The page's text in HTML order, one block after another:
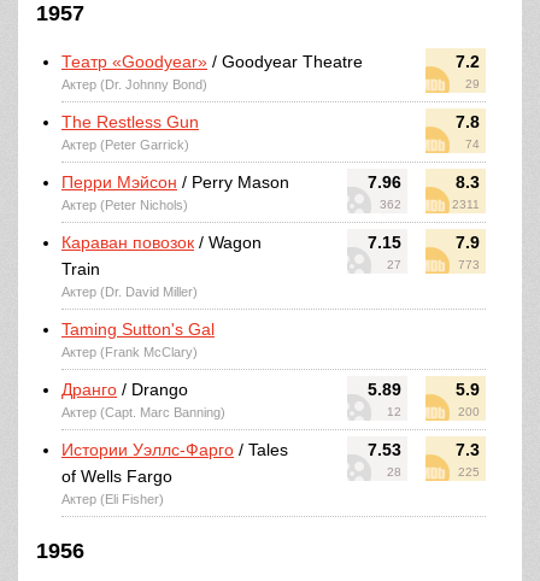
1957
7.2
29
Театр «Goodyear» / Goodyear Theatre
Актер (Dr. Johnny Bond)
7.8
74
The Restless Gun
Актер (Peter Garrick)
7.96
362
8.3
2311
Перри Мэйсон / Perry Mason
Актер (Peter Nichols)
7.15
27
7.9
773
Караван повозок / Wagon
Train
Актер (Dr. David Miller)
Taming Sutton's Gal
Актер (Frank McClary)
5.89
12
5.9
200
Дранго / Drango
Актер (Capt. Marc Banning)
7.53
28
7.3
225
Истории Уэллс-Фарго / Tales
of Wells Fargo
Актер (Eli Fisher)
1956